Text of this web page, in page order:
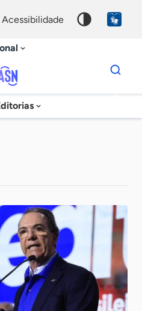
acessibilidade
Dados
para
chave